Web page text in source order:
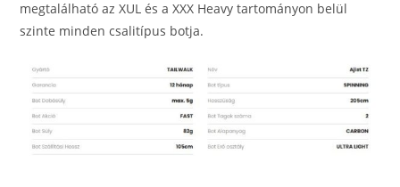
megtalálható az XUL és a XXX Heavy tartományon belül
szinte minden csalitípus botja.